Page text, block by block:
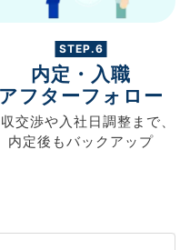
STEP.6
内定・入職
アフターフォロー
交渉や入社日調整まで、
内定後もバックアップ